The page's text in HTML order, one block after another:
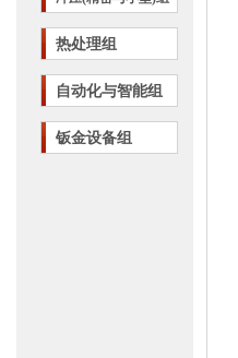
热处理组
自动化与智能组
钣金设备组